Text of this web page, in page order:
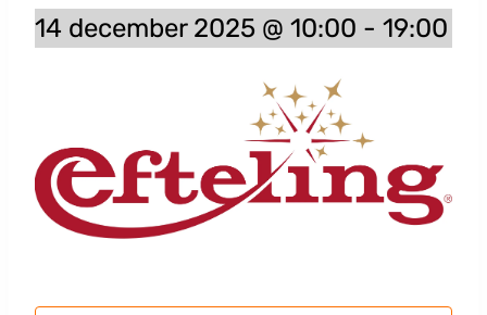
14 december 2025 @ 10:00 - 19:00